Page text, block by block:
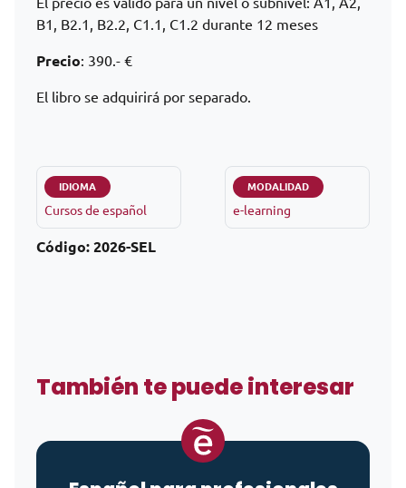
B1, B2.1, B2.2, C1.1, C1.2 durante 12 meses
Precio: 390.- €
El libro se adquirirá por separado.
IDIOMA
Cursos de español
MODALIDAD
e-learning
Código: 2026-SEL
También te puede interesar